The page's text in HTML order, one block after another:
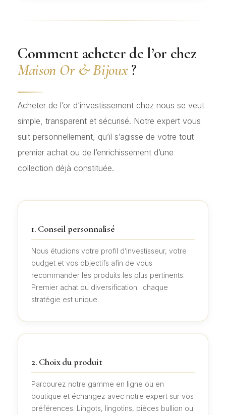
Comment acheter de l’or chez
Maison Or & Bijoux?
Acheter de l’or d’investissement chez nous se veut
simple, transparent et sécurisé. Notre expert vous
suit personnellement, qu’il s’agisse de votre tout
premier achat ou de l’enrichissement d’une
collection déjà constituée.
1. Conseil personnalisé
Nous étudions votre profil d’investisseur, votre
budget et vos objectifs afin de vous
recommander les produits les plus pertinents.
Premier achat ou diversification : chaque
stratégie est unique.
2. Choix du produit
Parcourez notre gamme en ligne ou en
boutique et échangez avec notre expert sur vos
préférences. Lingots, lingotins, pièces bullion ou